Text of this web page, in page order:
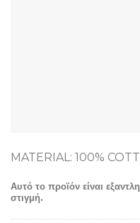
MATERIAL: 100%
Αυτό το προϊόν είναι
στιγμή.